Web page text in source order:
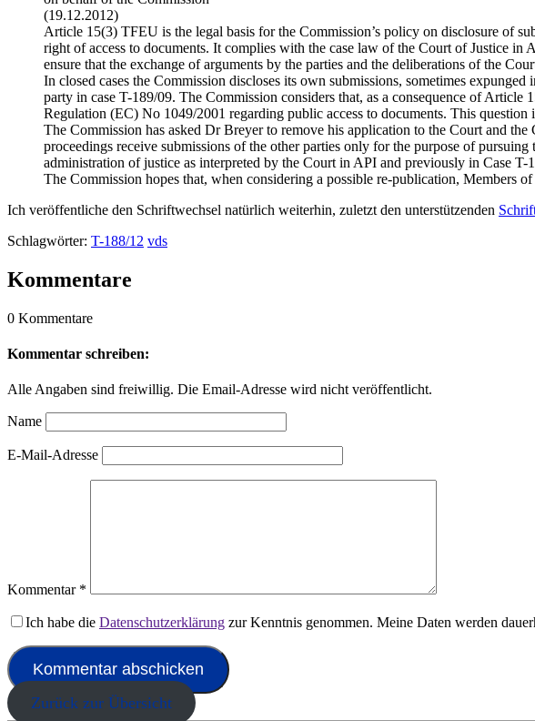
(19.12.2012)
Article 15(3) TFEU is the legal basis for the Commission’s policy on disclosure of
right of access to documents. It complies with the case law of the Court of Justice
ensure that the exchange of arguments by the parties and the deliberations of the
In closed cases the Commission discloses its own submissions, sometimes
party in case T-189/09. The Commission considers that, as a consequence of
Regulation (EC) No 1049/2001 regarding public access to documents. This
The Commission has asked Dr Breyer to remove his application to the Court and
proceedings receive submissions of the other parties only for the purpose of
administration of justice as interpreted by the Court in API and previously in Case T-
The Commission hopes that, when considering a possible re-publication, Members
Ich veröffentliche den Schriftwechsel natürlich weiterhin, zuletzt den unterstützenden
Schlagwörter: T-188/12 vds
Kommentare
0 Kommentare
Kommentar schreiben:
Alle Angaben sind freiwillig. Die Email-Adresse wird nicht veröffentlicht.
Name
E-Mail-Adresse
Kommentar *
Ich habe die Datenschutzerklärung zur Kenntnis genommen. Meine Daten werden
Zurück zur Übersicht